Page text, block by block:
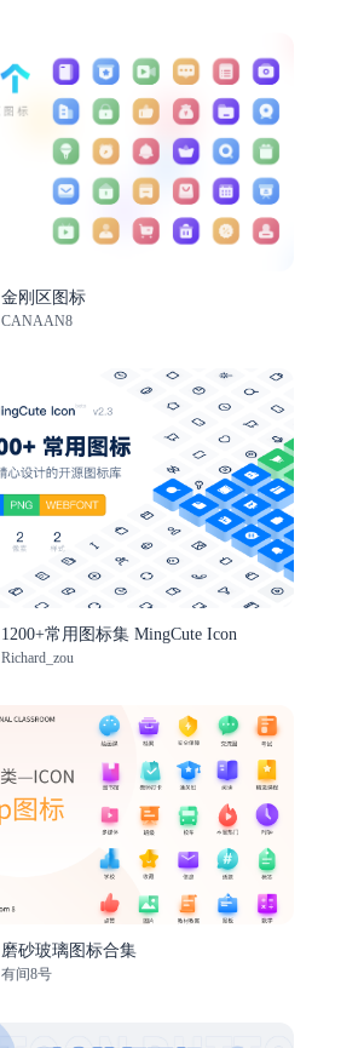
金刚区图标
CANAAN8
1200+常用图标集 MingCute Icon
Richard_zou
磨砂玻璃图标合集
有间8号